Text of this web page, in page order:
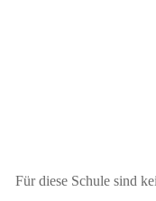
Für diese Schule sind